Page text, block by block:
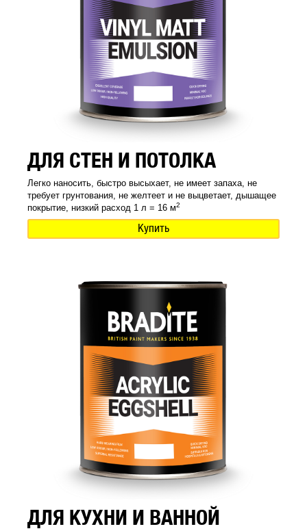
ДЛЯ СТЕН И ПОТОЛКА
Легко наносить, быстро высыхает, не имеет запаха, не
требует грунтования, не желтеет и не выцветает, дышащее
покрытие, низкий расход 1 л = 16 м2
Купить
ДЛЯ КУХНИ И ВАННОЙ